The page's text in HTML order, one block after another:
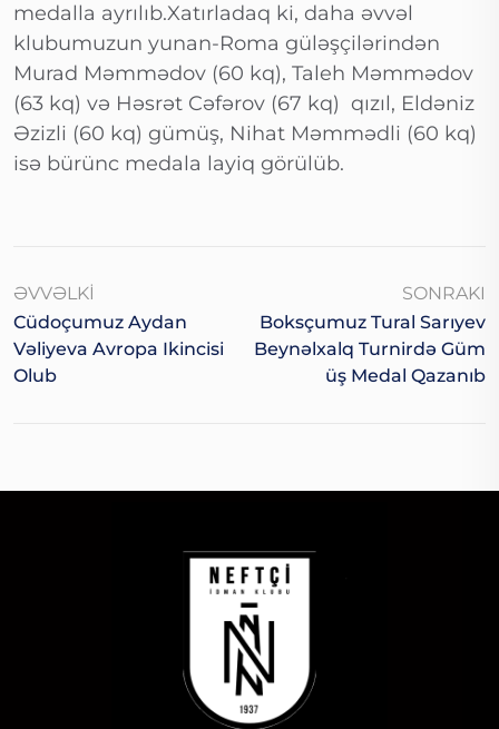
medalla ayrılıb.Xatırladaq ki, daha əvvəl
klubumuzun yunan-Roma güləşçilərindən
Murad Məmmədov (60 kq), Taleh Məmmədov
(63 kq) və Həsrət Cəfərov (67 kq) qızıl, Eldəniz
Əzizli (60 kq) gümüş, Nihat Məmmədli (60 kq)
isə bürünc medala layiq görülüb.
ƏVVƏLKI
Cüdoçumuz Aydan
Vəliyeva Avropa Ikincisi
Olub
SONRAKI
Boksçumuz Tural Sarıyev
Beynəlxalq Turnirdə Güm
Üş Medal Qazanıb